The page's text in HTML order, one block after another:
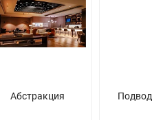
Абстракция